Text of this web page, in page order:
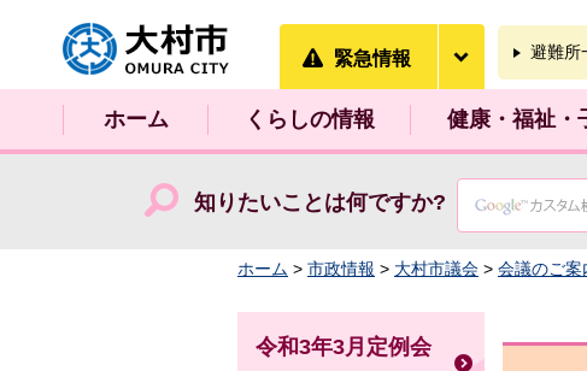
大村市
緊急情報 避難所
ホーム くらしの情報 健康・福祉・
知りたいことは何ですか?
ホーム > 市政情報 > 大村市議会 > 会議のご案
令和3年3月定例会